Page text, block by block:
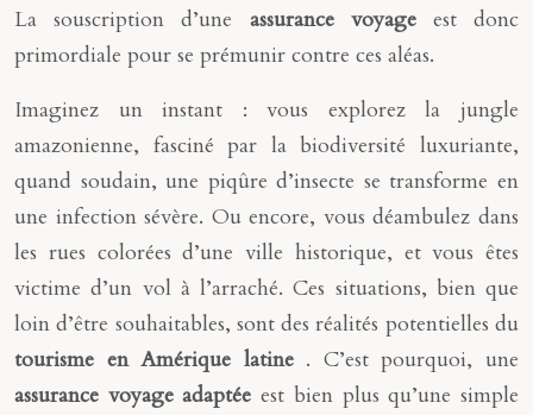
La souscription d’une assurance voyage est donc
primordiale pour se prémunir contre ces aléas.
Imaginez un instant : vous explorez la jungle
amazonienne, fasciné par la biodiversité luxuriante,
quand soudain, une piqûre d’insecte se transforme en
une infection sévère. Ou encore, vous déambulez dans
les rues colorées d’une ville historique, et vous êtes
victime d’un vol à l’arraché. Ces situations, bien que
loin d’être souhaitables, sont des réalités potentielles du
tourisme en Amérique latine . C’est pourquoi, une
assurance voyage adaptéeest bien plus qu’une simple